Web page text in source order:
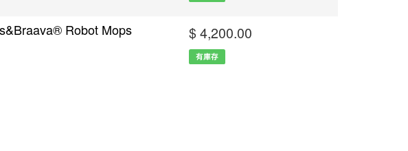
Robot Mops $ 4,200.00
有庫存